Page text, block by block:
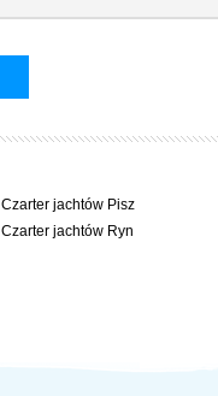
Czarter jachtów Pisz
Czarter jachtów Ryn